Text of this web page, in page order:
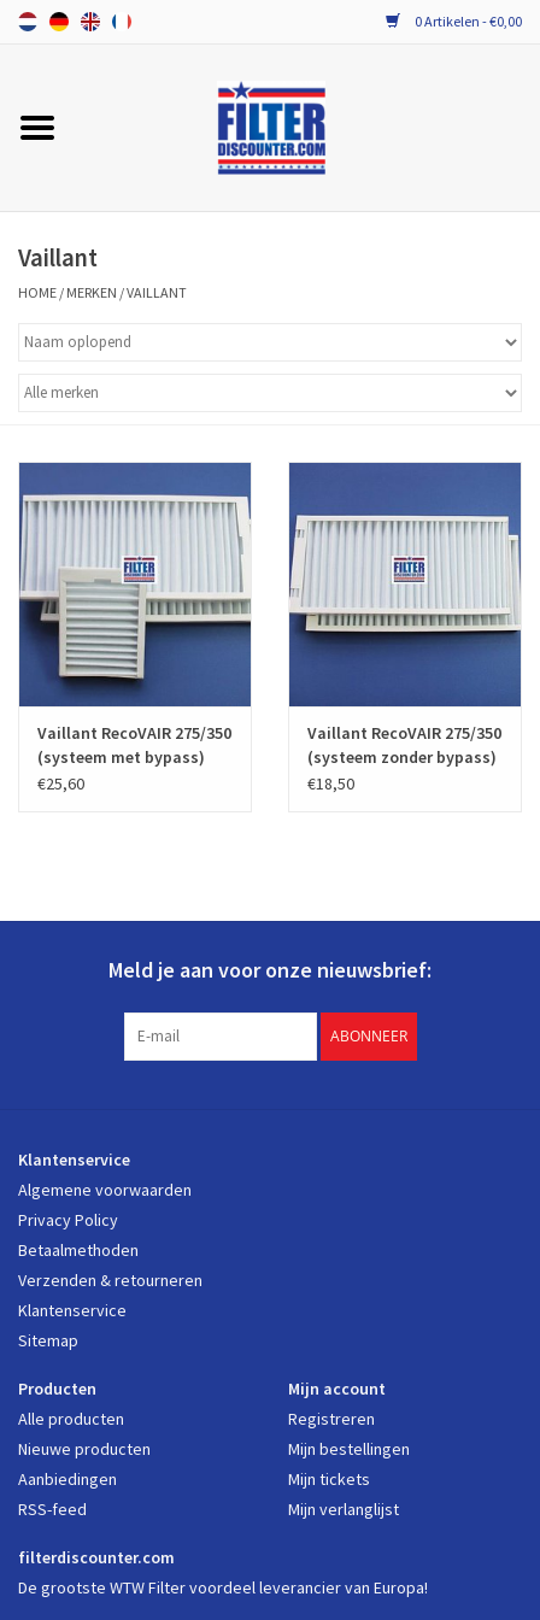
0 Artikelen - €0,00
Home
PROBIOTICA ONDERHOUD
Vaillant
HOME / MERKEN /VAILLANT
Vaillant RecoVAIR 275/350
(systeem met bypass)
€25,60
Vaillant RecoVAIR 275/350
(systeem zonder bypass)
€18,50
Meld je aan voor onze nieuwsbrief:
ABONNEER
Klantenservice
Algemene voorwaarden
Privacy Policy
Betaalmethoden
Verzenden & retourneren
Klantenservice
Sitemap
Producten
Alle producten
Nieuwe producten
Aanbiedingen
RSS-feed
Mijn account
Registreren
Mijn bestellingen
Mijn tickets
Mijn verlanglijst
filterdiscounter.com
De grootste WTW Filter voordeel leverancier van Europa!